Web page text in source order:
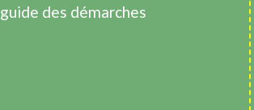
guide des démarches